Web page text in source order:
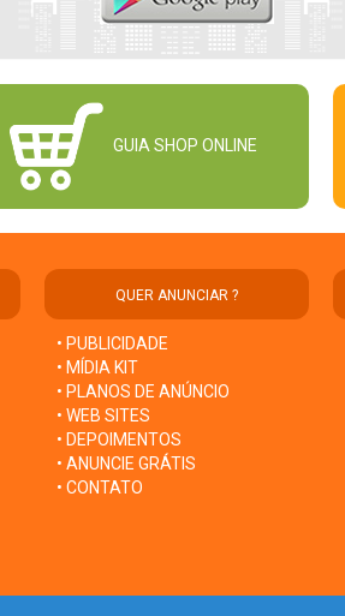
GUIA SHOP ONLINE
QUER ANUNCIAR ?
• PUBLICIDADE
• MÍDIA KIT
• PLANOS DE ANÚNCIO
• WEB SITES
• DEPOIMENTOS
• ANUNCIE GRÁTIS
• CONTATO